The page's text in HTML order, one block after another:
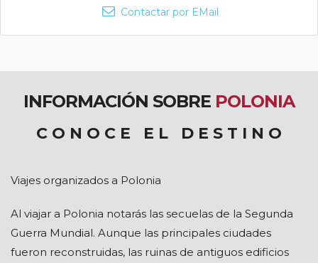
Contactar por EMail
INFORMACIÓN SOBRE POLONIA
C O N O C E E L D E S T I N O
Viajes organizados a Polonia
Al viajar a Polonia notarás las secuelas de la Segunda
Guerra Mundial. Aunque las principales ciudades
fueron reconstruidas, las ruinas de antiguos edificios